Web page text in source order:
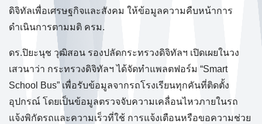
ดิจิทัลเพื่อเศรษฐกิจและสังคม ให้ข้อมูลความคืบหน้าการ
ดำเนินการตามมติ ครม.
ดร.ปิยะนุช วุฒิสอน รองปลัดกระทรวงดิจิทัลฯ เปิดเผยในวง
เสวนาว่า กระทรวงดิจิทัลฯ ได้จัดทำแพลตฟอร์ม “Smart
School Bus” เพื่อรับข้อมูลจากรถโรงเรียนทุกคันที่ติดตั้ง
อุปกรณ์ โดยเป็นข้อมูลตรวจจับความเคลื่อนไหวภายในรถ
แจ้งพิกัดรถและความเร็วที่ใช้ การแจ้งเตือนหรือขอความช่วย